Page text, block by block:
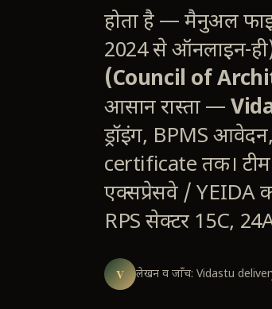
होता है — मैनुअल
2024 से ऑनलाइन-
(Council of
आसान रास्ता —
ड्रॉइंग, BPMS
certificate तक।
एक्सप्रेसवे / YEIDA
RPS सेक्टर 15C,
V लेखन व जाँच: Vidastu